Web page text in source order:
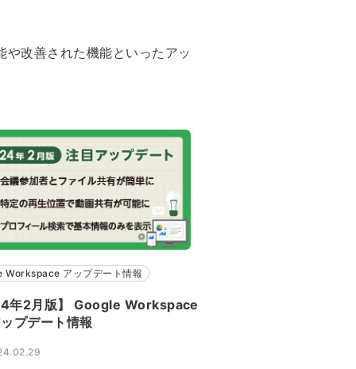
改善された機能といったアッ
Workspace アップデート情報
年2月版】 Google Workspace
プデート情報